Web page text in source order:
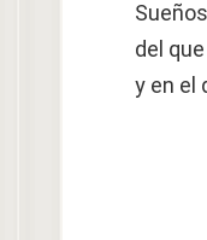
del
y en el